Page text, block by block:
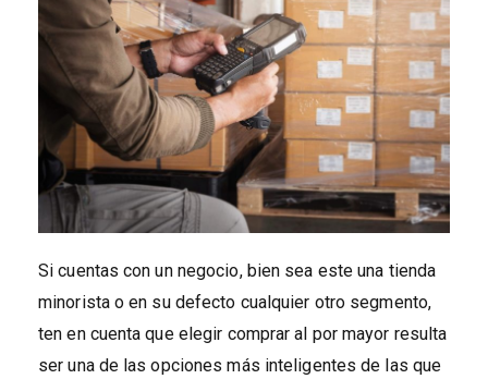
Si cuentas con un negocio, bien sea este una tienda
minorista o en su defecto cualquier otro segmento,
ten en cuenta que elegir comprar al por mayor resulta
ser una de las opciones más inteligentes de las que